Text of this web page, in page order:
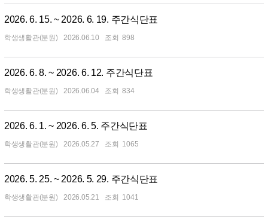
2026. 6. 15. ~ 2026. 6. 19. 주간식단표
학생생활관(분원) 2026.06.10 898
2026. 6. 8. ~ 2026. 6. 12. 주간식단표
학생생활관(분원) 2026.06.04 834
2026. 6. 1. ~ 2026. 6. 5. 주간식단표
학생생활관(분원) 2026.05.27 1065
2026. 5. 25. ~ 2026. 5. 29. 주간식단표
학생생활관(분원) 2026.05.21 1041